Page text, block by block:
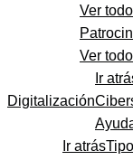
Ver todo
Ver todo
Digitalización
Ir
Ir atrás